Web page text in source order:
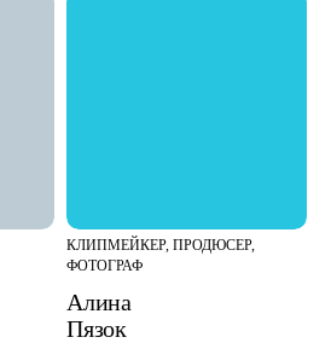
КЛИПМЕЙКЕР, ПРОДЮСЕР,
ФОТОГРАФ
Алина
Пязок